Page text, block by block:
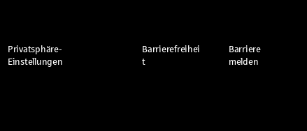
Privatsphäre-
Einstellungen
Barrierefreihei
t
Barriere
melden